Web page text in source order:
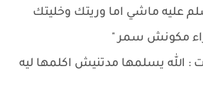
عليه ماشي اما وريتك وخليتك
مكونش سمر "
الله يسلمها مدتنيش اكلمها ليه